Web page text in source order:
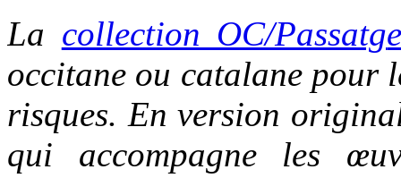
La collection OC/Passatg
occitane ou catalane pour
risques. En version
qui accompagne les